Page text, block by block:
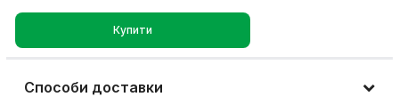
Купити
Способи доставки